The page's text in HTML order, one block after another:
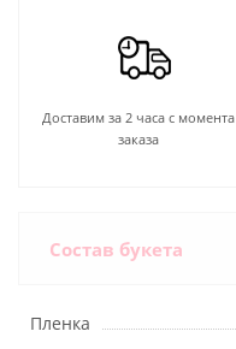
Доставим за 2 часа с момента
заказа
Состав букета
Пленка